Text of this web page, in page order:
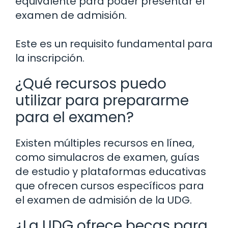
examen de admisión.
Este es un requisito fundamental para
la inscripción.
¿Qué recursos puedo
utilizar para prepararme
para el examen?
Existen múltiples recursos en línea,
como simulacros de examen, guías
de estudio y plataformas educativas
que ofrecen cursos específicos para
el examen de admisión de la UDG.